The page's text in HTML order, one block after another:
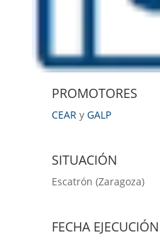
PROMOTORES
CEAR yGALP
SITUACIÓN
Escatrón (Zaragoza)
FECHA EJECUCIÓN